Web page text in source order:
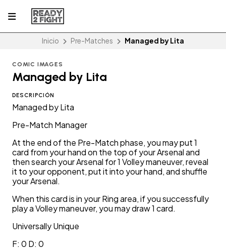
Inicio Pre-Matches Managed by Lita
COMIC IMAGES
Managed by Lita
DESCRIPCIÓN
Managed by Lita
Pre-Match Manager
At the end of the Pre-Match phase, you may put 1
card from your hand on the top of your Arsenal and
then search your Arsenal for 1 Volley maneuver, reveal
it to your opponent, put it into your hand, and shuffle
your Arsenal.
When this card is in your Ring area, if you successfully
play a Volley maneuver, you may draw 1 card.
Universally Unique
F: 0 D: 0